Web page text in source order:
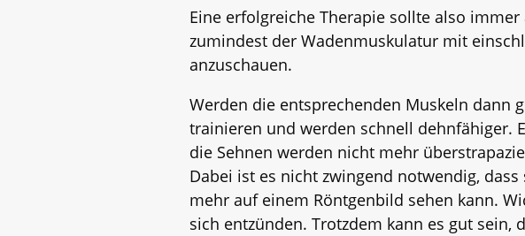
Eine erfolgreiche Therapie sollte also
zumindest der Wadenmuskulatur mit
anzuschauen.
Werden die entsprechenden Muskeln dann
trainieren und werden schnell dehnfähiger.
die Sehnen werden nicht mehr
Dabei ist es nicht zwingend notwendig,
mehr auf einem Röntgenbild sehen kann.
sich entzünden. Trotzdem kann es gut